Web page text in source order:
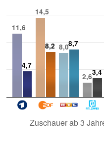
11,6
14,5
8,0
2,6
4,7
8,2 8,7
3,4
Zuschauer ab 3